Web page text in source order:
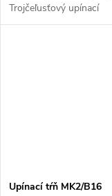
Trojčeľusťový upínací
mechanizmus
Upínací tŕň MK2/B16